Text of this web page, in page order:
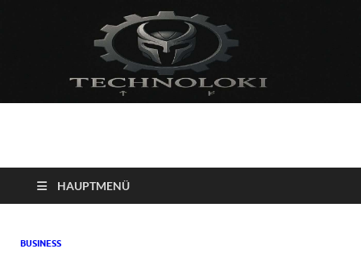
Technoloki: Gaming
und Entertainment
News
Blockbuster, Indie-Perlen und Retro-Klassiker.
HAUPTMENÜ
BUSINESS